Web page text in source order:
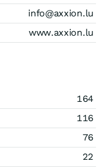
info@axxion.lu
www.axxion.lu
164
116
76
22